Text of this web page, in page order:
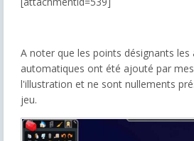
A noter que les points désignants les
automatiques ont été ajouté par
l'illustration et ne sont nullements
jeu.